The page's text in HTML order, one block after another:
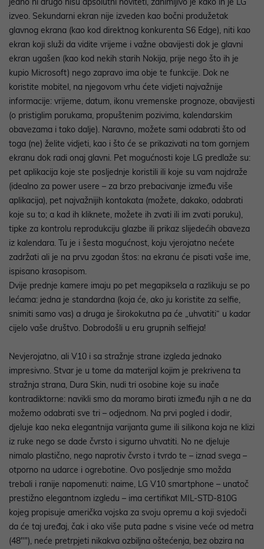
izveo. Sekundarni ekran nije izveden kao bočni produžetak
glavnog ekrana (kao kod direktnog konkurenta S6 Edge), niti kao
ekran koji služi da vidite vrijeme i važne obavijesti dok je glavni
ekran ugašen (kao kod nekih starih Nokija, prije nego što ih je
kupio Microsoft) nego zapravo ima obje te funkcije. Dok ne
koristite mobitel, na njegovom vrhu ćete vidjeti najvažnije
informacije: vrijeme, datum, ikonu vremenske prognoze, obavijesti
(o pristiglim porukama, propuštenim pozivima, kalendarskim
obavezama i tako dalje). Naravno, možete sami odabrati što od
toga (ne) želite vidjeti, kao i što će se prikazivati na tom gornjem
ekranu dok radi onaj glavni. Pet mogućnosti koje LG predlaže su:
pet aplikacija koje ste posljednje koristili ili koje su vam najdraže
(idealno za power usere – za brzo prebacivanje između više
aplikacija), pet najvažnijih kontakata (možete, dakako, odabrati
koje su to; a kad ih kliknete, možete ih zvati ili im zvati poruku),
tipke za kontrolu reprodukciju glazbe ili prikaz slijedećih obaveza
iz kalendara. Tu je i šesta mogućnost, koju vjerojatno nećete
zadržati ali je na prvu zgodan štos: na ekranu će pisati vaše ime,
ispisano krasopisom.
Dvije prednje kamere imaju po pet megapiksela a razlikuju se po
lećama: jedna je standardna (koja će, ako ju koristite za selfie,
snimiti samo vas) a druga je širokokutna pa će „uhvatiti“ u kadar
cijelo vaše društvo. Dobrodošli u eru grupnih selfieja!
Nevjerojatno, ali V10 i sa stražnje strane izgleda jednako
impresivno. Stvar je u tome da materijal kojim je prekrivena ta
stražnja strana, Dura Skin, nudi tri osobine koje su inače
kontradiktorne: navikli smo da moramo birati između njih a ne da
možemo odabrati sve tri – odjednom. Na prvi pogled i dodir,
djeluje kao neka elegantnija varijanta gume ili silikona koja ne klizi
iz ruke nego se dade čvrsto i sigurno uhvatiti. No ne djeluje
nimalo plastično, nego naprotiv čvrsto i tvrdo te – iznad svega –
otporno na udarce i ogrebotine. Ovo posljednje smo možda
trebali i ranije napomenuti: naime, LG V10 smartphone – unatoč
prestižno elegantnom izgledu – ima certifikat MIL-STD-810G
kojeg propisuje američka vojska za svoju opremu a koji svjedoči
da će taj uređaj, čak i ako više puta padne s visine veće od metra
(48""), neće pretrpjeti nikakva ozbiljna oštećenja, bez obzira na